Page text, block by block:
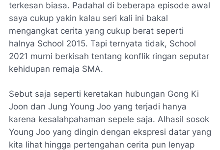
terkesan biasa. Padahal di beberapa episode awal
saya cukup yakin kalau seri kali ini bakal
mengangkat cerita yang cukup berat seperti
halnya School 2015. Tapi ternyata tidak, School
2021 murni berkisah tentang konflik ringan seputar
kehidupan remaja SMA.
Sebut saja seperti keretakan hubungan Gong Ki
Joon dan Jung Young Joo yang terjadi hanya
karena kesalahpahaman sepele saja. Alhasil sosok
Young Joo yang dingin dengan ekspresi datar yang
kita lihat hingga pertengahan cerita pun lenyap